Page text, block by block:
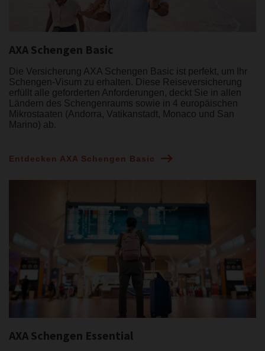
AXA Schengen Basic
Die Versicherung AXA Schengen Basic ist perfekt, um Ihr
Schengen-Visum zu erhalten. Diese Reiseversicherung
erfüllt alle geforderten Anforderungen, deckt Sie in allen
Ländern des Schengenraums sowie in 4 europäischen
Mikrostaaten (Andorra, Vatikanstadt, Monaco und San
Marino) ab.
Entdecken AXA Schengen Basic
AXA Schengen Essential